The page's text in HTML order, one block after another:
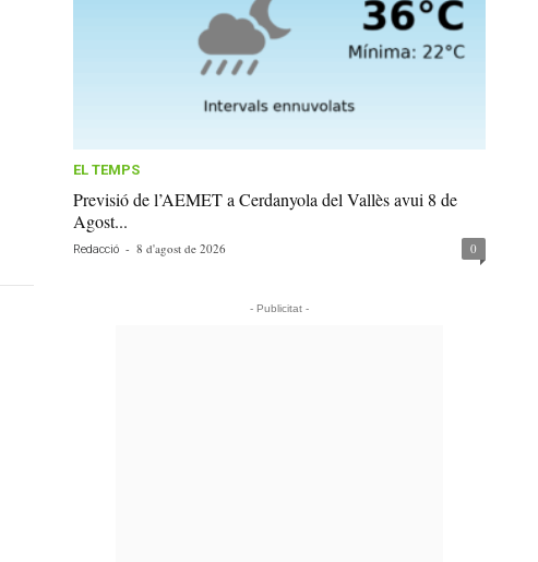
EL TEMPS
Previsió de l’AEMET a Cerdanyola del Vallès avui 8 de
Agost...
Redacció - 8 d'agost de 2026 0
- Publicitat -